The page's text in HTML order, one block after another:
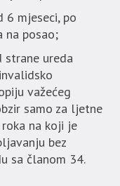
6 mjeseci, po
na posao;
ureda
važećeg
samo za ljetne
na koji je
bez
sa članom 34.